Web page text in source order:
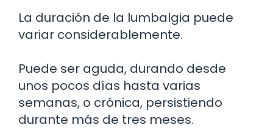
La duración de la lumbalgia puede
variar considerablemente.
Puede ser aguda, durando desde
unos pocos días hasta varias
semanas, o crónica, persistiendo
durante más de tres meses.